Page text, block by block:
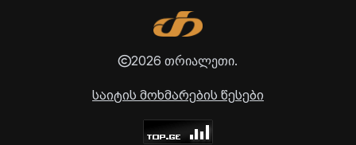
2026 თრიალეთი.
საიტის მოხმარების წესები